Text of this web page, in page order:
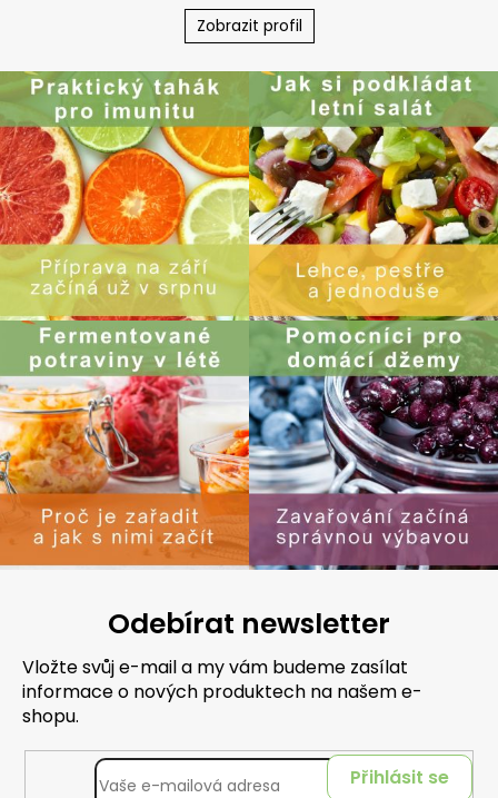
Zobrazit profil
Odebírat newsletter
Vložte svůj e-mail a my vám budeme zasílat
informace o nových produktech na našem e-
shopu.
Přihlásit se